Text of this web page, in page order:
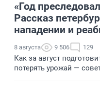
«Год
Рассказ
нападении и
8 августа 9 506 129
Как за август
потерять урожай —